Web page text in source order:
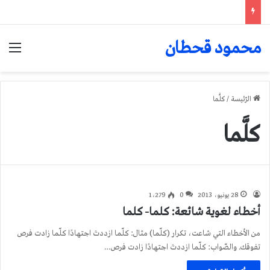
محمود قحطان
الرّئيسة /كلَّما
كلَّما
28 يونيو، 2013 0 1٬279
أخطاء لغوية شائعة: كلما- كلما
من الأخطاء التي شاعت، تكرار (كلّما) مثال: كلّما ازددتَ اجتهادًا كلّما زادت فرص
تفوقك. والصّواب: كلّما ازددتَ اجتهادًا زادت فرص…